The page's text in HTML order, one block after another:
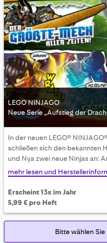
to
the
beginning
of
images
gallery
LEGO NINJAGO
Neue Serie „Aufstieg der
In der neuen LEGO®
schließen sich den bekannten
und Nya zwei neue Ninjas an:
mehr lesen und
Erscheint 13x im Jahr
5,99 € pro Heft